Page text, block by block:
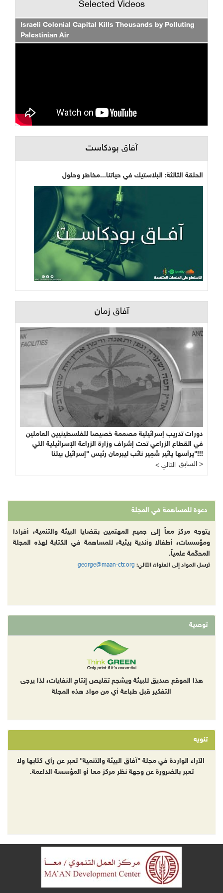
Selected Videos
Israeli Colonial Capital Kills Thousands by Polluting
Palestinian Air
آفاق بودكاست
الحلقة الثالثة: البلاستيك في حياتنا...مخاطر وحلول
آفاق زمان
دورات تدريب إسرائيلية مصممة خصيصا للفلسطينيين العاملين
في القطاع الزراعي تحت إشراف وزارة الزراعة الإسرائيلية التي
يرأسها يائير شَمِير نائب ليبرمان رئيس "إسرائيل بيتنا"!!!
< التالي
السابق >
دعوة للمساهمة في المجلة
يتوجه مركز معاً إلى جميع المهتمين بقضايا البيئة والتنمية، أفرادا
ومؤسسات، أطفالا وأندية بيئية، للمساهمة في الكتابة لهذه المجلة
المحكّمة علمياً.
ترسل المواد إلى العنوان التالي: george@maan-ctr.org
توصية
هذا الموقع صديق للبيئة ويشجع تقليص إنتاج النفايات، لذا يرجى
التفكير قبل طباعة أي من مواد هذه المجلة
تنويه
الآراء الواردة في مجلة "آفاق البيئة والتنمية" تعبر عن رأي كتابها ولا
تعبر بالضرورة عن وجهة نظر مركز معا أو المؤسسة الداعمة.